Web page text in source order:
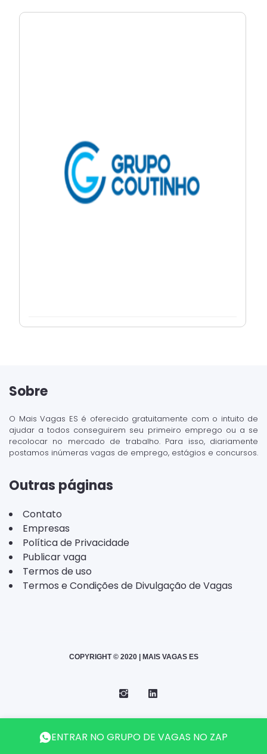
Sobre
O Mais Vagas ES é oferecido gratuitamente com o intuito de
ajudar a todos conseguirem seu primeiro emprego ou a se
recolocar no mercado de trabalho. Para isso, diariamente
postamos inúmeras vagas de emprego, estágios e concursos.
Outras páginas
Contato
Empresas
Política de Privacidade
Publicar vaga
Termos de uso
Termos e Condições de Divulgação de Vagas
COPYRIGHT © 2020 | MAIS VAGAS ES
Instagram
Telegram
LinkedIn
ENTRAR NO GRUPO DE VAGAS NO ZAP